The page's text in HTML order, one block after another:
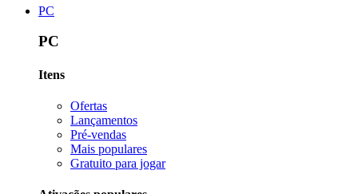
PC
PC
Itens
Ofertas
Lançamentos
Pré-vendas
Mais populares
Gratuito para jogar